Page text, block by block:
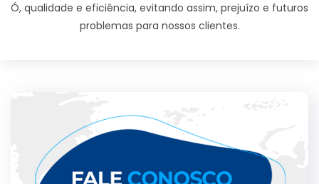
Ó, qualidade e eficiência, evitando assim, prejuízo e futuros
problemas para nossos clientes.